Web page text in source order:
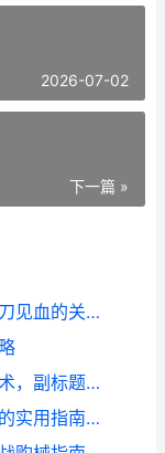
2026-07-02
下一篇 »
王者荣耀橘右京被动触发全解析，刀刀见血的关键技巧
王者司马懿出装，暗影刀锋的致命艺术，副标题，穿透与爆发的终极平衡
**和平如何举报精英，净化战场环境的实用指南，副标题，携手维护公平竞技新生态**